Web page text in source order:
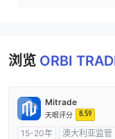
浏览 ORBI
Mitrade
天眼评分 8.59
15-20年
澳大利亚监管